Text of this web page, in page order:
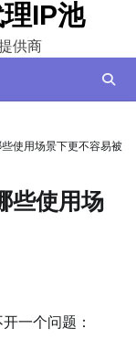
IP池
供商
使用场景下更不容易被
些使用场
一个问题：